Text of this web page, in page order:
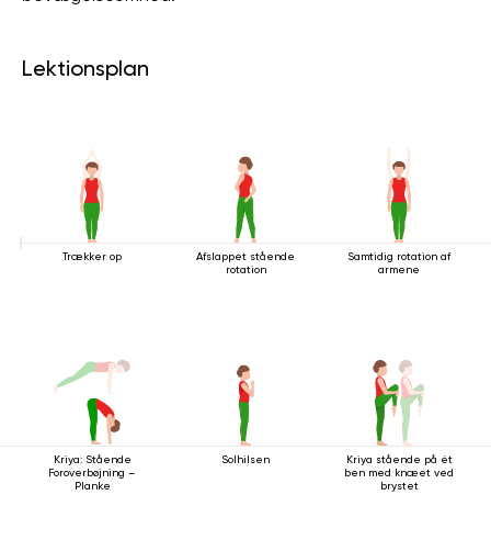
Lektionsplan
Trækker op
Afslappet stående
rotation
Samtidig rotation af
armene
Kriya: Stående
Foroverbøjning –
Planke
Solhilsen
Kriya stående på ét
ben med knæet ved
brystet